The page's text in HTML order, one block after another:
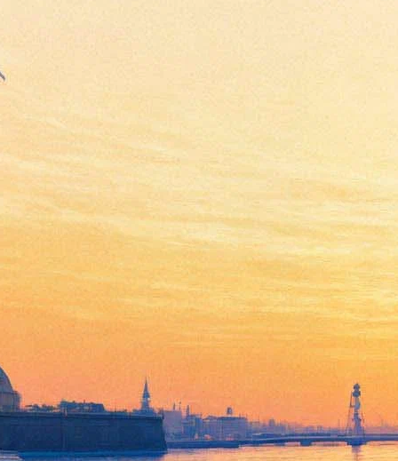
ТЮЗ, «Исследование ужаса»
и площадка «Скороход»: Кто
номинирован на премию для
молодых «Прорыв» в 2020-м
Версия для печати